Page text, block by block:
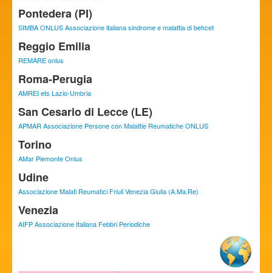
Pontedera (PI)
SIMBA ONLUS Associazione italiana sindrome e malattia di behcet
Reggio Emilia
REMARE onlus
Roma-Perugia
AMREI ets Lazio-Umbria
San Cesario di Lecce (LE)
APMAR Associazione Persone con Malattie Reumatiche ONLUS
Torino
AMar Piemonte Onlus
Udine
Associazione Malati Reumatici Friuli Venezia Giulia (A.Ma.Re)
Venezia
AIFP Associazione Italiana Febbri Periodiche